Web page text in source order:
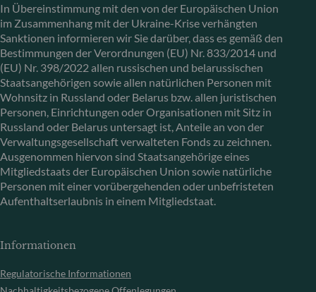
In Übereinstimmung mit den von der Europäischen Union
im Zusammenhang mit der Ukraine-Krise verhängten
Sanktionen informieren wir Sie darüber, dass es gemäß den
Bestimmungen der Verordnungen (EU) Nr. 833/2014 und
(EU) Nr. 398/2022 allen russischen und belarussischen
Staatsangehörigen sowie allen natürlichen Personen mit
Wohnsitz in Russland oder Belarus bzw. allen juristischen
Personen, Einrichtungen oder Organisationen mit Sitz in
Russland oder Belarus untersagt ist, Anteile an von der
Verwaltungsgesellschaft verwalteten Fonds zu zeichnen.
Ausgenommen hiervon sind Staatsangehörige eines
Mitgliedstaats der Europäischen Union sowie natürliche
Personen mit einer vorübergehenden oder unbefristeten
Aufenthaltserlaubnis in einem Mitgliedstaat.
Informationen
Regulatorische Informationen